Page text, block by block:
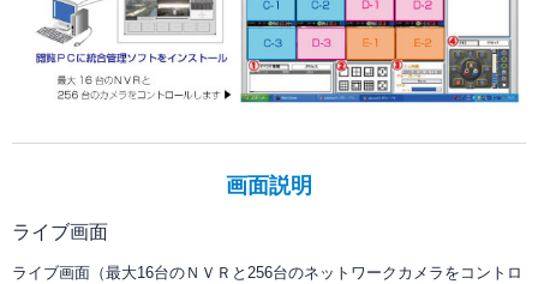
画面説明
ライブ画面
ライブ画面（最大16台のＮＶＲと256台のネットワークカメラをコントロ